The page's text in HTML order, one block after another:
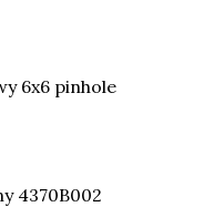
6x6 pinhole
4370B002